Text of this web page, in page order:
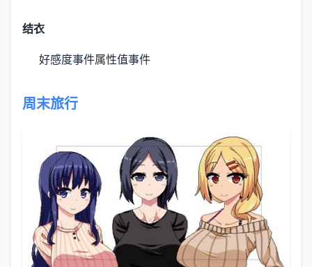
结衣
好感度事件属性值事件
周末旅行